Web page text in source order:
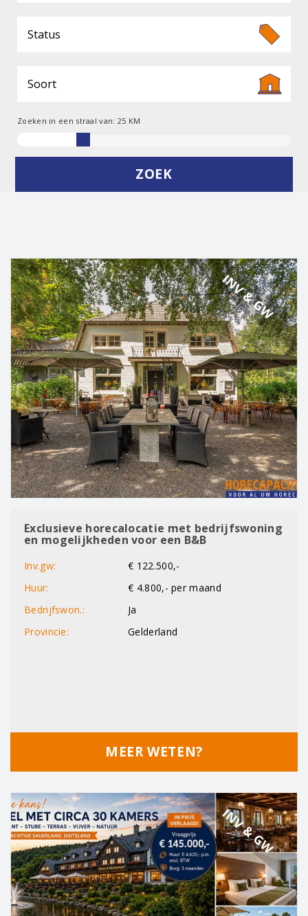
n
a
i
g
n
Zoeken in een straal van: 25 KM
INV & GW
Exclusieve horecalocatie met bedrijfswoning
en mogelijkheden voor een B&B
Inv.gw:
€ 122.500,-
Huur:
€ 4.800,- per maand
Bedrijfswon.:
Ja
Provincie:
Gelderland
MEER WETEN?
INV & GW